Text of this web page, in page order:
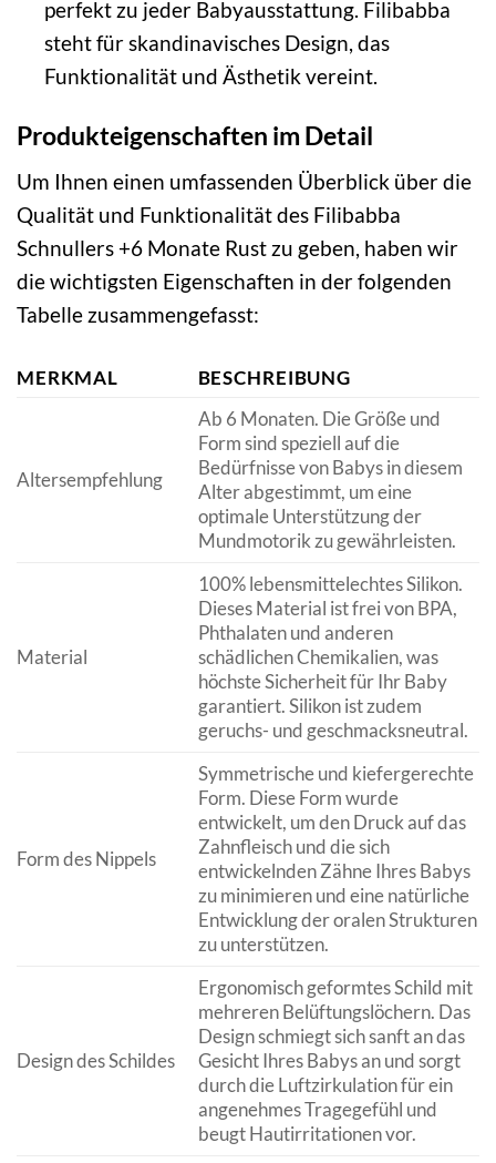
perfekt zu jeder Babyausstattung. Filibabba
steht für skandinavisches Design, das
Funktionalität und Ästhetik vereint.
Produkteigenschaften im Detail
Um Ihnen einen umfassenden Überblick über die
Qualität und Funktionalität des Filibabba
Schnullers +6 Monate Rust zu geben, haben wir
die wichtigsten Eigenschaften in der folgenden
Tabelle zusammengefasst:
MERKMAL BESCHREIBUNG
Altersempfehlung
Ab 6 Monaten. Die Größe und
Form sind speziell auf die
Bedürfnisse von Babys in diesem
Alter abgestimmt, um eine
optimale Unterstützung der
Mundmotorik zu gewährleisten.
Material
100% lebensmittelechtes Silikon.
Dieses Material ist frei von BPA,
Phthalaten und anderen
schädlichen Chemikalien, was
höchste Sicherheit für Ihr Baby
garantiert. Silikon ist zudem
geruchs- und geschmacksneutral.
Form des Nippels
Symmetrische und kiefergerechte
Form. Diese Form wurde
entwickelt, um den Druck auf das
Zahnfleisch und die sich
entwickelnden Zähne Ihres Babys
zu minimieren und eine natürliche
Entwicklung der oralen Strukturen
zu unterstützen.
Design des Schildes
Ergonomisch geformtes Schild mit
mehreren Belüftungslöchern. Das
Design schmiegt sich sanft an das
Gesicht Ihres Babys an und sorgt
durch die Luftzirkulation für ein
angenehmes Tragegefühl und
beugt Hautirritationen vor.